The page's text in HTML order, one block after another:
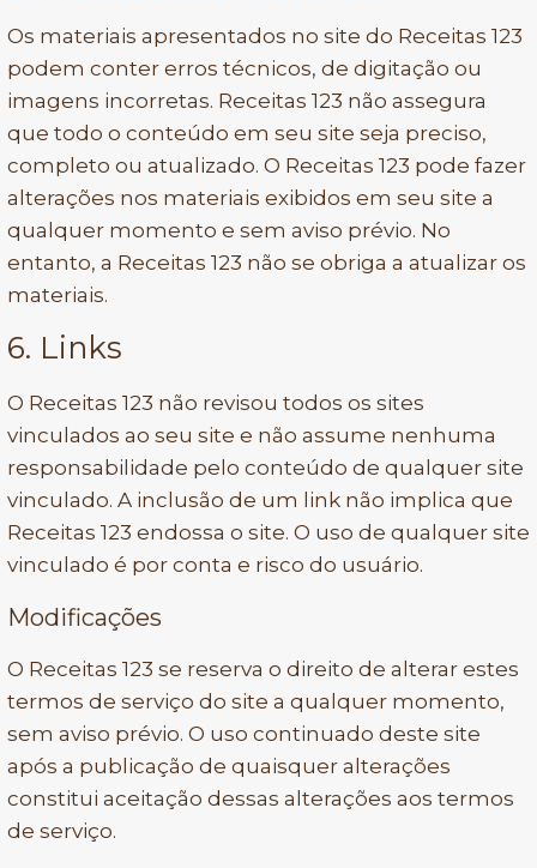
Os materiais apresentados no site do Receitas 123
podem conter erros técnicos, de digitação ou
imagens incorretas. Receitas 123 não assegura
que todo o conteúdo em seu site seja preciso,
completo ou atualizado. O Receitas 123 pode fazer
alterações nos materiais exibidos em seu site a
qualquer momento e sem aviso prévio. No
entanto, a Receitas 123 não se obriga a atualizar os
materiais.
6. Links
O Receitas 123 não revisou todos os sites
vinculados ao seu site e não assume nenhuma
responsabilidade pelo conteúdo de qualquer site
vinculado. A inclusão de um link não implica que
Receitas 123 endossa o site. O uso de qualquer site
vinculado é por conta e risco do usuário.
Modificações
O Receitas 123 se reserva o direito de alterar estes
termos de serviço do site a qualquer momento,
sem aviso prévio. O uso continuado deste site
após a publicação de quaisquer alterações
constitui aceitação dessas alterações aos termos
de serviço.